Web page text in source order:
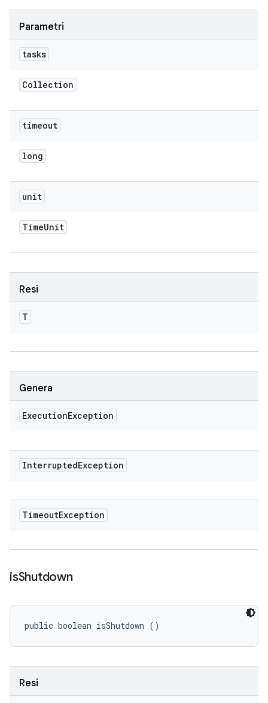
Parametri
tasks
Collection
timeout
long
unit
TimeUnit
Resi
T
Genera
ExecutionException
InterruptedException
TimeoutException
isShutdown
public boolean isShutdown ()
Resi